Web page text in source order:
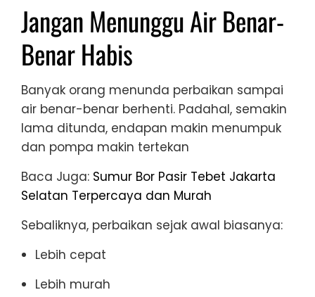
Jangan Menunggu Air Benar-
Benar Habis
Banyak orang menunda perbaikan sampai
air benar-benar berhenti. Padahal, semakin
lama ditunda, endapan makin menumpuk
dan pompa makin tertekan
Baca Juga: Sumur Bor Pasir Tebet Jakarta
Selatan Terpercaya dan Murah
Sebaliknya, perbaikan sejak awal biasanya:
Lebih cepat
Lebih murah